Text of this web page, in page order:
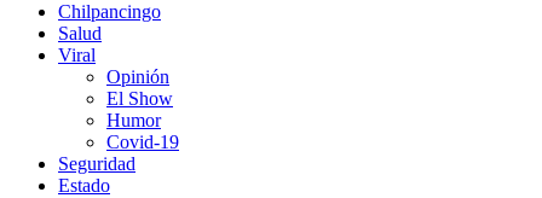
Chilpancingo
Salud
Viral
Opinión
El Show
Humor
Covid-19
Seguridad
Estado